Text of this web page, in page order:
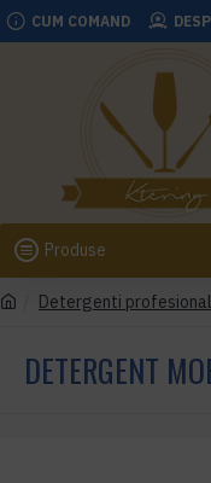
CUM COMAND
Produse
Detergenti
DETERGENT